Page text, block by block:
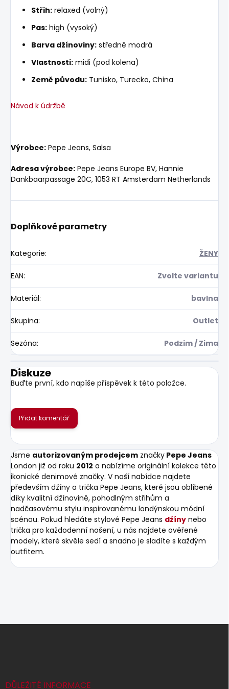
Střih: relaxed (volný)
Pas: high (vysoký)
Barva džínoviny: středně modrá
Vlastnosti: midi (pod kolena)
Země původu: Tunisko, Turecko, China
Návod k údržbě
Výrobce: Pepe Jeans, Salsa
Adresa výrobce: Pepe Jeans Europe BV, Hannie
Dankbaarpassage 20C, 1053 RT Amsterdam Netherlands
Doplňkové parametry
Kategorie: ŽENY
EAN: Zvolte variantu
Materiál: bavlna
Skupina: Outlet
Sezóna: Podzim / Zima
Diskuze
Buďte první, kdo napíše příspěvek k této položce.
Přidat komentář
Jsme autorizovaným prodejcem značky Pepe Jeans
London již od roku 2012 a nabízíme originální kolekce této
ikonické denimové značky. V naší nabídce najdete
především džíny a trička Pepe Jeans, které jsou oblíbené
díky kvalitní džínovině, pohodlným střihům a
nadčasovému stylu inspirovanému londýnskou módní
scénou. Pokud hledáte stylové Pepe Jeans džíny nebo
trička pro každodenní nošení, u nás najdete ověřené
modely, které skvěle sedí a snadno je sladíte s každým
outfitem.
Z
DŮLEŽITÉ INFORMACE